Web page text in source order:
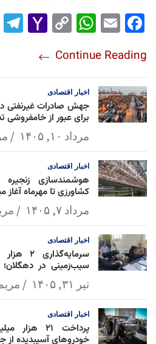
Fac
ok
Em
Wh
Ap
p
Co
Lin
k
Yah
l
Continue Reading
اخبار اقتصادی
جهش صادرات غیرنفتی
برای عبور از خامفروشی
مرداد ۱۰, ۱۴۰۵
اخبار اقتصادی
هوشمندسازی
کشاورزی تا مهرماه آغاز
مرداد ۷, ۱۴۰۵
اخبار اقتصادی
سیب‌زمینی در
تیر ۳۱, ۱۴۰۵
اخبار اقتصادی
پرداخت ۲۱
خودروهای آسیبدیده از